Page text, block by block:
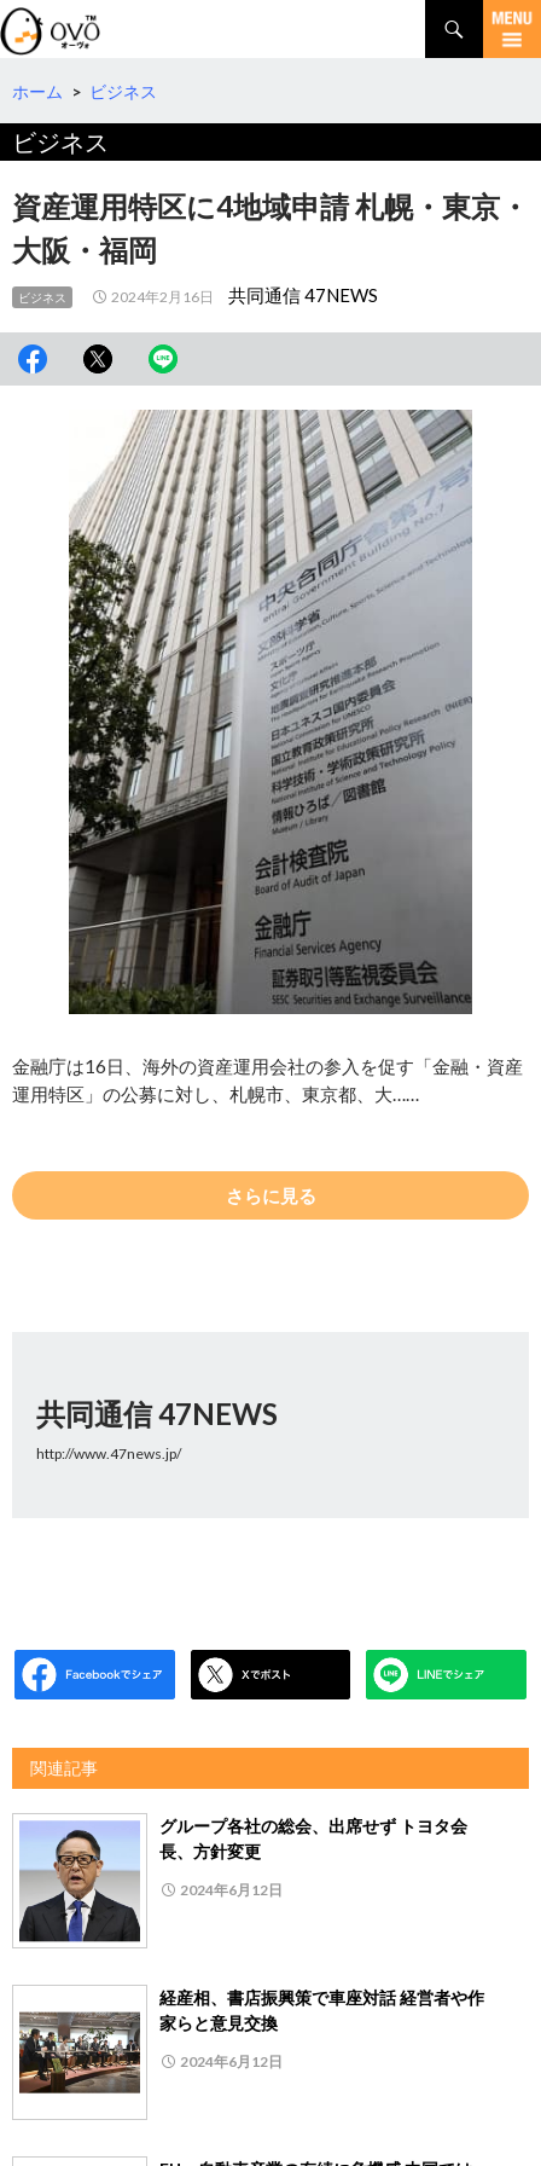
検
索
コ
テ
へ
移
動
ホーム > ビジネス
ビジネス
資産運用特区に4地域申請 札幌・東京・
大阪・福岡
ビジネス 2024年2月16日 共同通信 47NEWS
金融庁は16日、海外の資産運用会社の参入を促す「金融・資産
運用特区」の公募に対し、札幌市、東京都、大……
さらに見る
共同通信 47NEWS
http://www.47news.jp/
関連記事
グループ各社の総会、出席せず トヨタ会
長、方針変更
2024年6月12日
経産相、書店振興策で車座対話 経営者や作
家らと意見交換
2024年6月12日